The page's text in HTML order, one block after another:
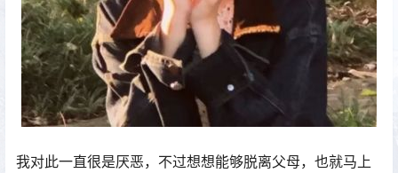
我对此一直很是厌恶，不过想想能够脱离父母，也就马上